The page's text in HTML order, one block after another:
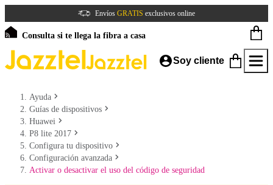
Envíos GRATIS exclusivos online
Consulta si te llega la fibra a casa
Soy cliente
Ayuda
Guías de dispositivos
Huawei
P8 lite 2017
Configura tu dispositivo
Configuración avanzada
Activar o desactivar el uso del código de seguridad